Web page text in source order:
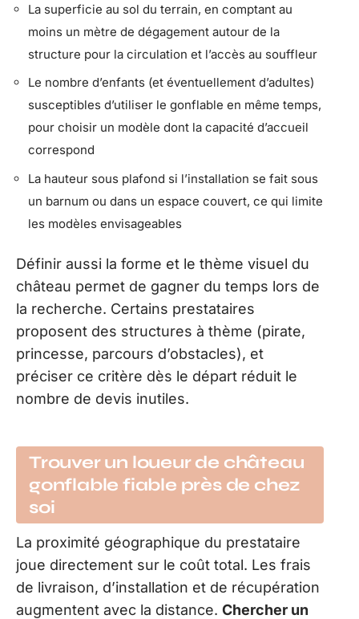
La superficie au sol du terrain, en comptant au
moins un mètre de dégagement autour de la
structure pour la circulation et l’accès au souffleur
Le nombre d’enfants (et éventuellement d’adultes)
susceptibles d’utiliser le gonflable en même temps,
pour choisir un modèle dont la capacité d’accueil
correspond
La hauteur sous plafond si l’installation se fait sous
un barnum ou dans un espace couvert, ce qui limite
les modèles envisageables
Définir aussi la forme et le thème visuel du
château permet de gagner du temps lors de
la recherche. Certains prestataires
proposent des structures à thème (pirate,
princesse, parcours d’obstacles), et
préciser ce critère dès le départ réduit le
nombre de devis inutiles.
Trouver un loueur de château
gonflable fiable près de chez
soi
La proximité géographique du prestataire
joue directement sur le coût total. Les frais
de livraison, d’installation et de récupération
augmentent avec la distance. Chercher un